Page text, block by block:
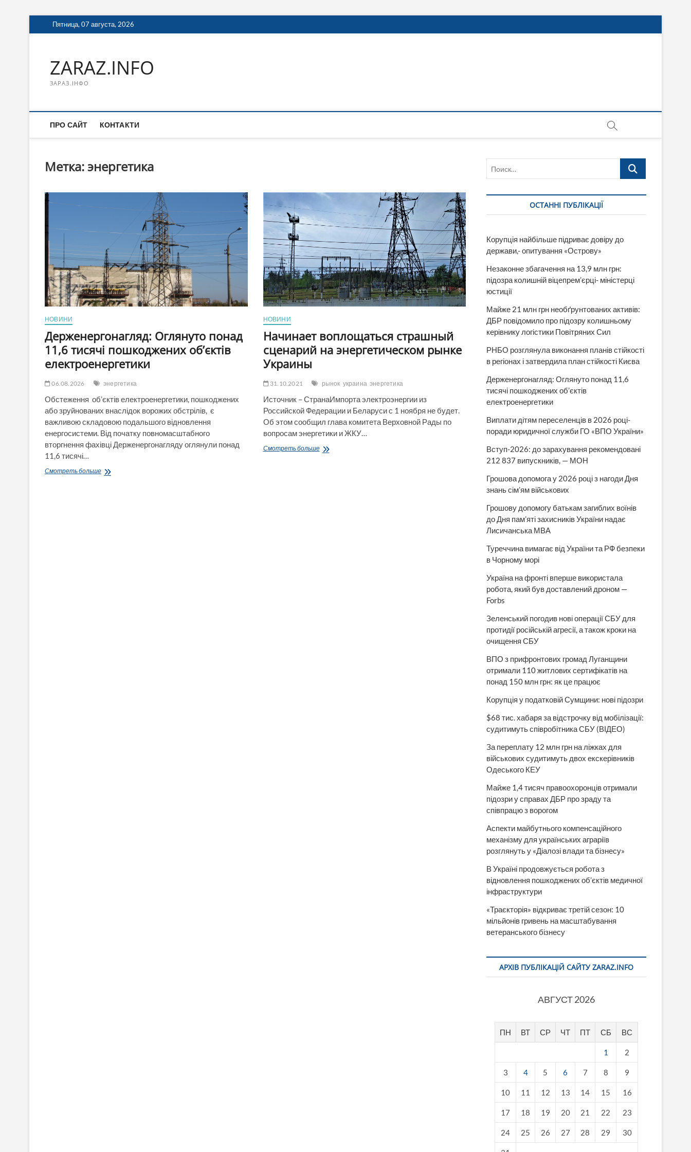
Перейти
к
Пятница, 07 августа, 2026
ZARAZ.INFO
ЗАРАЗ.ІНФО
ПРО САЙТ КОНТАКТИ
Метка:энергетика
НОВИНИ
Держенергонагляд: Оглянуто понад
11,6 тисячі пошкоджених об’єктів
електроенергетики
06.08.2026 энергетика
Обстеження об’єктів електроенергетики, пошкоджених
або зруйнованих внаслідок ворожих обстрілів, є
важливою складовою подальшого відновлення
енергосистеми. Від початку повномасштабного
вторгнення фахівці Держенергонагляду оглянули понад
11,6 тисячі…
Смотреть большеДерженергонагляд:
НОВИНИ
Начинает воплощаться страшный
сценарий на энергетическом рынке
Украины
31.10.2021 рынок украина энергетика
Источник – СтранаИмпорта электроэнергии из
Российской Федерации и Беларуси с 1 ноября не будет.
Об этом сообщил глава комитета Верховной Рады по
вопросам энергетики и ЖКУ…
Смотреть большеНачинает
Поиск…
ОСТАННІ ПУБЛІКАЦІЇ
Корупція найбільше підриває довіру до
держави,- опитування «Острову»
Незаконне збагачення на 13,9 млн грн:
підозра колишній віцепрем’єрці- міністерці
юстиції
Майже 21 млн грн необґрунтованих активів:
ДБР повідомило про підозру колишньому
керівнику логістики Повітряних Сил
РНБО розглянула виконання планів стійкості
в регіонах і затвердила план стійкості Києва
Держенергонагляд: Оглянуто понад 11,6
тисячі пошкоджених об’єктів
електроенергетики
Виплати дітям переселенців в 2026 році-
поради юридичної служби ГО «ВПО України»
Вступ-2026: до зарахування рекомендовані
212 837 випускників, — МОН
Грошова допомога у 2026 році з нагоди Дня
знань сім’ям військових
Грошову допомогу батькам загиблих воїнів
до Дня пам’яті захисників України надає
Лисичанська МВА
Туреччина вимагає від України та РФ безпеки
в Чорному морі
Україна на фронті вперше використала
робота, який був доставлений дроном —
Forbs
Зеленський погодив нові операції СБУ для
протидії російській агресії, а також кроки на
очищення СБУ
ВПО з прифронтових громад Луганщини
отримали 110 житлових сертифікатів на
понад 150 млн грн: як це працює
Корупція у податковій Сумщини: нові підозри
$68 тис. хабаря за відстрочку від мобілізації:
судитимуть співробітника СБУ (ВІДЕО)
За переплату 12 млн грн на ліжках для
військових судитимуть двох екскерівників
Одеського КЕУ
Майже 1,4 тисяч правоохоронців отримали
підозри у справах ДБР про зраду та
співпрацю з ворогом
Аспекти майбутнього компенсаційного
механізму для українських аграріїв
розглянуть у «Діалозі влади та бізнесу»
В Україні продовжується робота з
відновлення пошкоджених об’єктів медичної
інфраструктури
«Траєкторія» відкриває третій сезон: 10
мільйонів гривень на масштабування
ветеранського бізнесу
АРХІВ ПУБЛІКАЦІЙ САЙТУ ZARAZ.INFO
АВГУСТ 2026
ПН ВТ СР ЧТ ПТ СБ ВС
1 2
3 4 5 6 7 8 9
10 11 12 13 14 15 16
17 18 19 20 21 22 23
24 25 26 27 28 29 30